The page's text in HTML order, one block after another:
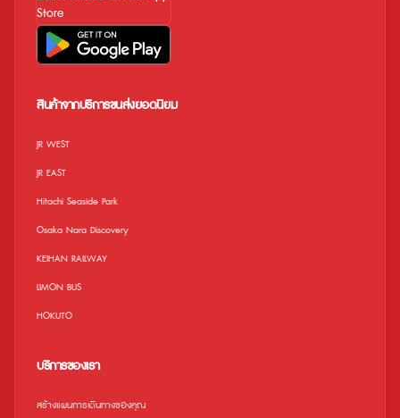
สินค้าจากบริการขนส่งยอดนิยม
JR WEST
JR EAST
Hitachi Seaside Park
Osaka Nara Discovery
KEIHAN RAILWAY
LIMON BUS
HOKUTO
บริการของเรา
สร้างแผนการเดินทางของคุณ